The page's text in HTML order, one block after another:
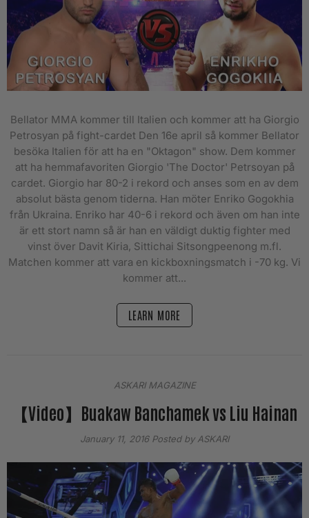
Bellator MMA kommer till Italien och kommer att ha Giorgio
Petrosyan på fight-cardet Den 16e april så kommer Bellator
besöka Italien för att ha en "Oktagon" show. Dem kommer
att ha hemmafavoriten Giorgio 'The Doctor' Petrsoyan på
cardet. Giorgio har 80-2 i rekord och anses som en av dem
absolut bästa genom tiderna. Han möter Enriko Gogokhia
från Ukraina. Enriko har 40-6 i rekord och även om han inte
är ett stort namn så är han en väldigt duktig fighter med
vinst över Davit Kiria, Sittichai Sitsongpeenong m.fl.
Matchen kommer att vara en kickboxningsmatch i -70 kg. Vi
kommer att...
LEARN MORE
ASKARI MAGAZINE
【Video】Buakaw Banchamek vs Liu Hainan
January 11, 2016Posted by ASKARI